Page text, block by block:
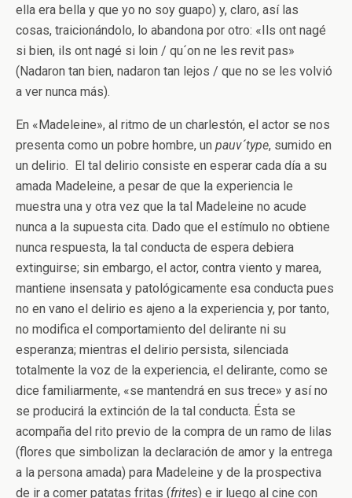
ella era bella y que yo no soy guapo) y, claro, así las
cosas, traicionándolo, lo abandona por otro: «Ils ont nagé
si bien, ils ont nagé si loin / qu´on ne les revit pas»
(Nadaron tan bien, nadaron tan lejos / que no se les volvió
a ver nunca más).
En «Madeleine», al ritmo de un charlestón, el actor se nos
presenta como un pobre hombre, un pauv´type, sumido en
un delirio. El tal delirio consiste en esperar cada día a su
amada Madeleine, a pesar de que la experiencia le
muestra una y otra vez que la tal Madeleine no acude
nunca a la supuesta cita. Dado que el estímulo no obtiene
nunca respuesta, la tal conducta de espera debiera
extinguirse; sin embargo, el actor, contra viento y marea,
mantiene insensata y patológicamente esa conducta pues
no en vano el delirio es ajeno a la experiencia y, por tanto,
no modifica el comportamiento del delirante ni su
esperanza; mientras el delirio persista, silenciada
totalmente la voz de la experiencia, el delirante, como se
dice familiarmente, «se mantendrá en sus trece» y así no
se producirá la extinción de la tal conducta. Ésta se
acompaña del rito previo de la compra de un ramo de lilas
(flores que simbolizan la declaración de amor y la entrega
a la persona amada) para Madeleine y de la prospectiva
de ir a comer patatas fritas (frites) e ir luego al cine con